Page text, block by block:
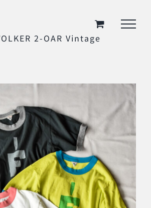
2-OAR Vintage